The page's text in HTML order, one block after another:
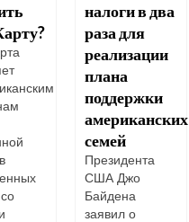
налоги в два
раза для
реализации
плана
поддержки
американских
семей
Президента
США Джо
Байдена
заявил о